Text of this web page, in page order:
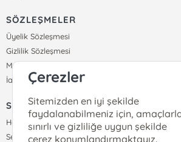
SÖZLEŞMELER
Üyelik Sözleşmesi
Gizlilik Sözleşmesi
Mesafeli Satış Sözleşmesi
İade ve Teslimat Koşulları
SİPARİŞ
Hesabım
Sepetim
Çerezler
Sitemizden en iyi şekilde
faydalanabilmeniz için,
sınırlı ve gizliliğe uygun şekilde
çerez konumlandırmaktayız.